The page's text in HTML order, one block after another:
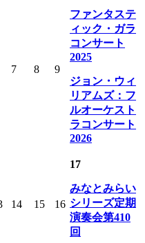
7 8 9
ファンタステ
ィック・ガラ
コンサート
2025
ジョン・ウィ
リアムズ：フ
ルオーケスト
ラコンサート
2026
14 15 16
17
みなとみらい
シリーズ定期
演奏会第410
回